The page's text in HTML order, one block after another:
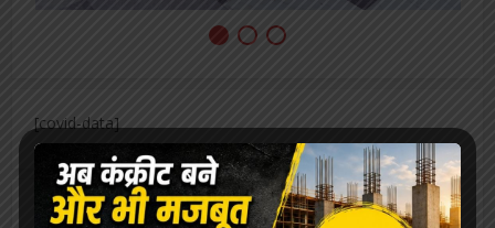
ओरिएंटेशन डे का भब्य आयोजन, छात्राओं को
सफाईकर्मियों की समस्याओं को लेकर डीपीआरओ से मिले
जिलाध्यक्ष, निराकरण का मिला आश्वासन